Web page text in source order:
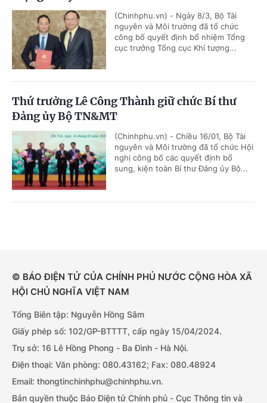
(Chinhphu.vn) - Ngày 8/3, Bộ Tài
nguyên và Môi trường đã tổ chức
công bố quyết định bổ nhiệm Tổng
cục trưởng Tổng cục Khí tượng...
Thứ trưởng Lê Công Thành giữ chức Bí thư
Đảng ủy Bộ TN&MT
(Chinhphu.vn) - Chiều 16/01, Bộ Tài
nguyên và Môi trường đã tổ chức Hội
nghị công bố các quyết định bổ
sung, kiện toàn Bí thư Đảng ủy Bộ...
© BÁO ĐIỆN TỬ CỦA CHÍNH PHỦ NƯỚC CỘNG HÒA XÃ
HỘI CHỦ NGHĨA VIỆT NAM
Tổng Biên tập: Nguyễn Hồng Sâm
Giấy phép số: 102/GP-BTTTT, cấp ngày 15/04/2024.
Trụ sở: 16 Lê Hồng Phong - Ba Đình - Hà Nội.
Điện thoại: Văn phòng: 080.43162; Fax: 080.48924
Email: thongtinchinhphu@chinhphu.vn.
Bản quyền thuộc Báo Điện tử Chính phủ - Cục Thông tin và